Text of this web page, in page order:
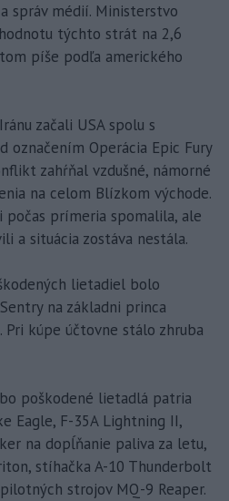
správ médií. Ministerstvo
týchto strát na 2,6
píše podľa amerického
začali USA spolu s
označením Operácia Epic Fury
zahŕňal vzdušné, námorné
na celom Blízkom východe.
prímeria spomalila, ale
a situácia zostáva nestála.
lietadiel bolo
na základni princa
Pri kúpe účtovne stálo zhruba
poškodené lietadlá patria
Eagle, F-35A Lightning II,
na dopĺňanie paliva za letu,
stíhačka A-10 Thunderbolt
strojov MQ-9 Reaper.